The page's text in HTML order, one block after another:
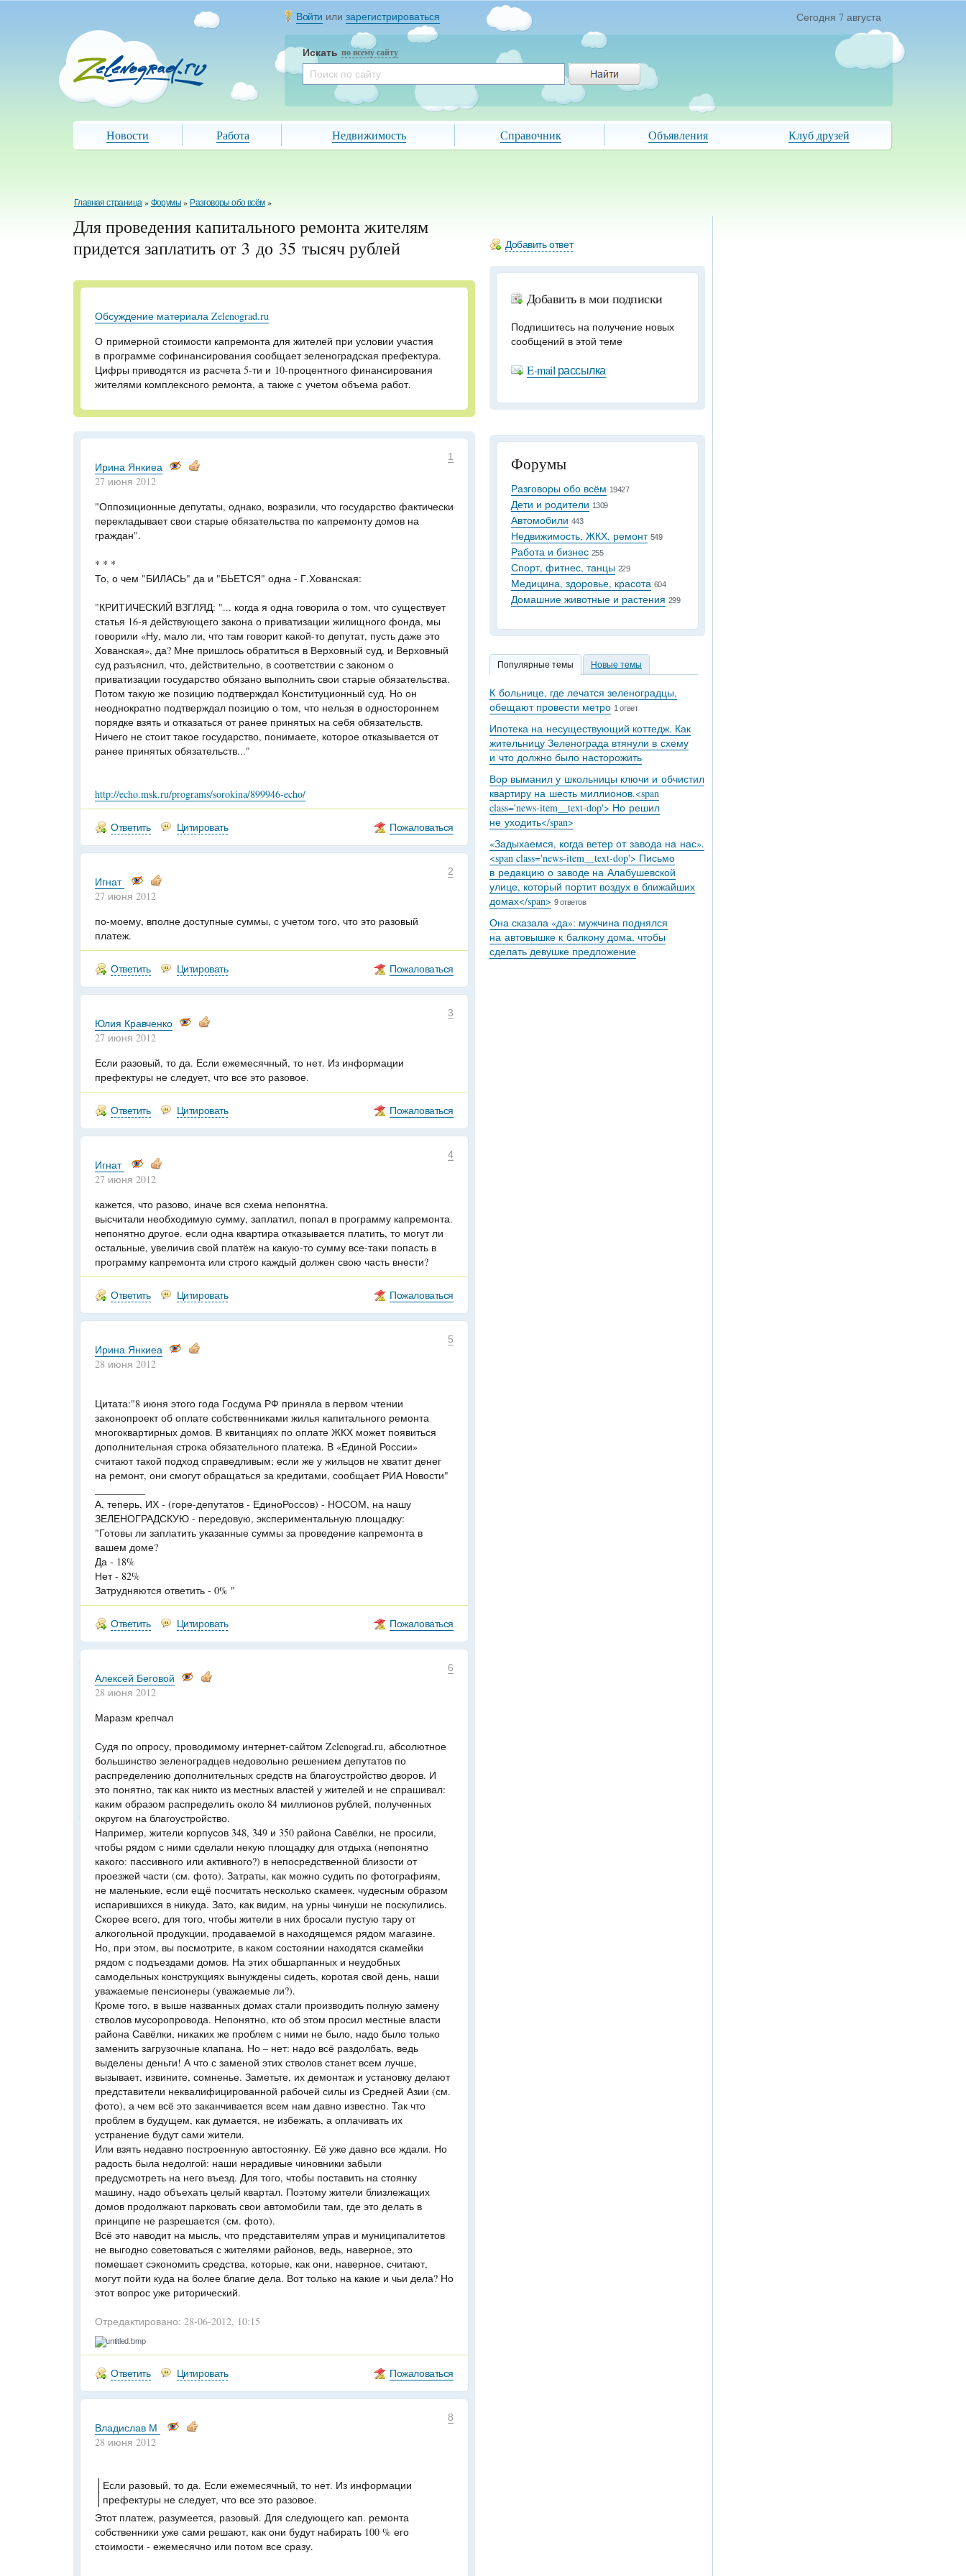
Войти или зарегистрироваться Сегодня 7 августа
Искать по всему сайту
Новости Работа Недвижимость Справочник Объявления Клуб друзей
Главная страница »Форумы» Разговоры обо всём »
Для проведения капитального ремонта жителям
придется заплатить от 3 до 35 тысяч рублей
Обсуждение материала Zelenograd.ru
О примерной стоимости капремонта для жителей при условии участия
в программе софинансирования сообщает зеленоградская префектура.
Цифры приводятся из расчета 5-ти и 10-процентного финансирования
жителями комплексного ремонта, а также с учетом объема работ.
1
Ирина Янкиеа
27 июня 2012
"Оппозиционные депутаты, однако, возразили, что государство фактически
перекладывает свои старые обязательства по капремонту домов на
граждан".
* * *
То, о чем "БИЛАСЬ" да и "БЬЕТСЯ" одна - Г.Хованская:
"КРИТИЧЕСКИЙ ВЗГЛЯД: "... когда я одна говорила о том, что существует
статья 16-я действующего закона о приватизации жилищного фонда, мы
говорили «Ну, мало ли, что там говорит какой-то депутат, пусть даже это
Хованская», да? Мне пришлось обратиться в Верховный суд, и Верховный
суд разъяснил, что, действительно, в соответствии с законом о
приватизации государство обязано выполнить свои старые обязательства.
Потом такую же позицию подтверждал Конституционный суд. Но он
неоднократно подтверждал позицию о том, что нельзя в одностороннем
порядке взять и отказаться от ранее принятых на себя обязательств.
Ничего не стоит такое государство, понимаете, которое отказывается от
ранее принятых обязательств..."
http://echo.msk.ru/programs/sorokina/899946-echo/
Ответить Цитировать Пожаловаться
2
Игнат
27 июня 2012
по-моему, вполне доступные суммы, с учетом того, что это разовый
платеж.
Ответить Цитировать Пожаловаться
3
Юлия Кравченко
27 июня 2012
Если разовый, то да. Если ежемесячный, то нет. Из информации
префектуры не следует, что все это разовое.
Ответить Цитировать Пожаловаться
4
Игнат
27 июня 2012
кажется, что разово, иначе вся схема непонятна.
высчитали необходимую сумму, заплатил, попал в программу капремонта.
непонятно другое. если одна квартира отказывается платить, то могут ли
остальные, увеличив свой платёж на какую-то сумму все-таки попасть в
программу капремонта или строго каждый должен свою часть внести?
Ответить Цитировать Пожаловаться
5
Ирина Янкиеа
28 июня 2012
Цитата:"8 июня этого года Госдума РФ приняла в первом чтении
законопроект об оплате собственниками жилья капитального ремонта
многоквартирных домов. В квитанциях по оплате ЖКХ может появиться
дополнительная строка обязательного платежа. В «Единой России»
считают такой подход справедливым; если же у жильцов не хватит денег
на ремонт, они смогут обращаться за кредитами, сообщает РИА Новости"
А, теперь, ИХ - (горе-депутатов - ЕдиноРоссов) - НОСОМ, на нашу
ЗЕЛЕНОГРАДСКУЮ - передовую, экспериментальную площадку:
"Готовы ли заплатить указанные суммы за проведение капремонта в
вашем доме?
Да - 18%
Нет - 82%
Затрудняются ответить - 0% "
Ответить Цитировать Пожаловаться
6
Алексей Беговой
28 июня 2012
Маразм крепчал
Судя по опросу, проводимому интернет-сайтом Zelenograd.ru, абсолютное
большинство зеленоградцев недовольно решением депутатов по
распределению дополнительных средств на благоустройство дворов. И
это понятно, так как никто из местных властей у жителей и не спрашивал:
каким образом распределить около 84 миллионов рублей, полученных
округом на благоустройство.
Например, жители корпусов 348, 349 и 350 района Савёлки, не просили,
чтобы рядом с ними сделали некую площадку для отдыха (непонятно
какого: пассивного или активного?) в непосредственной близости от
проезжей части (см. фото). Затраты, как можно судить по фотографиям,
не маленькие, если ещё посчитать несколько скамеек, чудесным образом
испарившихся в никуда. Зато, как видим, на урны чинуши не поскупились.
Скорее всего, для того, чтобы жители в них бросали пустую тару от
алкогольной продукции, продаваемой в находящемся рядом магазине.
Но, при этом, вы посмотрите, в каком состоянии находятся скамейки
рядом с подъездами домов. На этих обшарпанных и неудобных
самодельных конструкциях вынуждены сидеть, коротая свой день, наши
уважаемые пенсионеры (уважаемые ли?).
Кроме того, в выше названных домах стали производить полную замену
стволов мусоропровода. Непонятно, кто об этом просил местные власти
района Савёлки, никаких же проблем с ними не было, надо было только
заменить загрузочные клапана. Но – нет: надо всё раздолбать, ведь
выделены деньги! А что с заменой этих стволов станет всем лучше,
вызывает, извините, сомненье. Заметьте, их демонтаж и установку делают
представители неквалифицированной рабочей силы из Средней Азии (см.
фото), а чем всё это заканчивается всем нам давно известно. Так что
проблем в будущем, как думается, не избежать, а оплачивать их
устранение будут сами жители.
Или взять недавно построенную автостоянку. Её уже давно все ждали. Но
радость была недолгой: наши нерадивые чиновники забыли
предусмотреть на него въезд. Для того, чтобы поставить на стоянку
машину, надо объехать целый квартал. Поэтому жители близлежащих
домов продолжают парковать свои автомобили там, где это делать в
принципе не разрешается (см. фото).
Всё это наводит на мысль, что представителям управ и муниципалитетов
не выгодно советоваться с жителями районов, ведь, наверное, это
помешает сэкономить средства, которые, как они, наверное, считают,
могут пойти куда на более благие дела. Вот только на какие и чьи дела? Но
этот вопрос уже риторический.
Отредактировано: 28-06-2012, 10:15
untitled.bmp
Ответить Цитировать Пожаловаться
8
Владислав М
28 июня 2012
Если разовый, то да. Если ежемесячный, то нет. Из информации
префектуры не следует, что все это разовое.
Этот платеж, разумеется, разовый. Для следующего кап. ремонта
собственники уже сами решают, как они будут набирать 100 % его
стоимости - ежемесячно или потом все сразу.
Добавить ответ
Добавить в мои подписки
Подпишитесь на получение новых
сообщений в этой теме
E-mail рассылка
Форумы
Разговоры обо всём 19427
Дети и родители 1309
Автомобили 443
Недвижимость, ЖКХ, ремонт 549
Работа и бизнес 255
Спорт, фитнес, танцы 229
Медицина, здоровье, красота 604
Домашние животные и растения 299
Популярные темы Новые темы
К больнице, где лечатся зеленоградцы,
обещают провести метро 1 ответ
Ипотека на несуществующий коттедж. Как
жительницу Зеленограда втянули в схему
и что должно было насторожить
Вор выманил у школьницы ключи и обчистил
квартиру на шесть миллионов.<span
class='news-item__text-dop'> Но решил
не уходить</span>
«Задыхаемся, когда ветер от завода на нас».
<span class='news-item__text-dop'> Письмо
в редакцию о заводе на Алабушевской
улице, который портит воздух в ближайших
домах</span> 9 ответов
Она сказала «да»: мужчина поднялся
на автовышке к балкону дома, чтобы
сделать девушке предложение